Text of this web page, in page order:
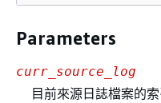
Parameters
curr_source_log
目前來源日誌檔案的